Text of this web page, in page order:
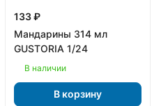
133 ₽
Мандарины 314 мл
GUSTORIA 1/24
В наличии
В корзину